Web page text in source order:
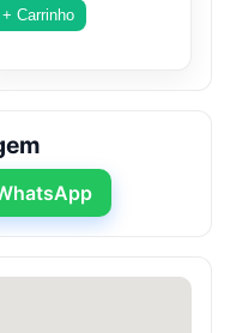
+ Carrinho